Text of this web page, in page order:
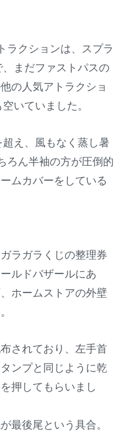
ラクションは、スプラ
まだファストパスの
の人気アトラクショ
いていました。
え、風もなく蒸し暑
ろん半袖の方が圧倒的
ムカバーをしている
ラガラくじの整理券
ルドバザールにあ
ホームストアの外壁
されており、左手首
ンプと同じように乾
押してもらいまし
最後尾という具合。